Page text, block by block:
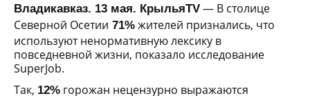
Владикавказ. 13 мая. КрыльяTV — В столице
Северной Осетии 71% жителей признались, что
используют ненормативную лексику в
повседневной жизни, показало исследование
SuperJob.
Так, 12% горожан нецензурно выражаются